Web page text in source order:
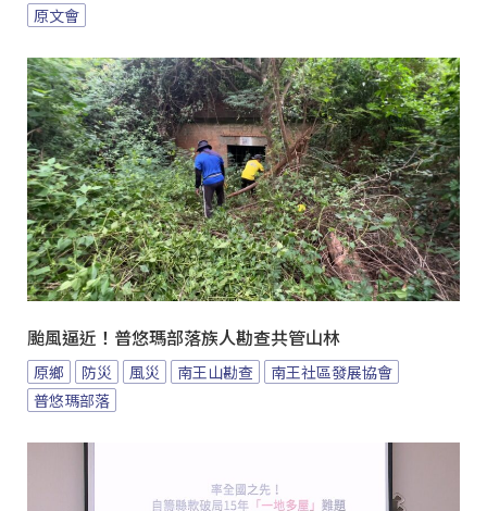
原文會
颱風逼近！普悠瑪部落族人勘查共管山林
原鄉 防災 風災 南王山勘查
南王社區發展協會
普悠瑪部落